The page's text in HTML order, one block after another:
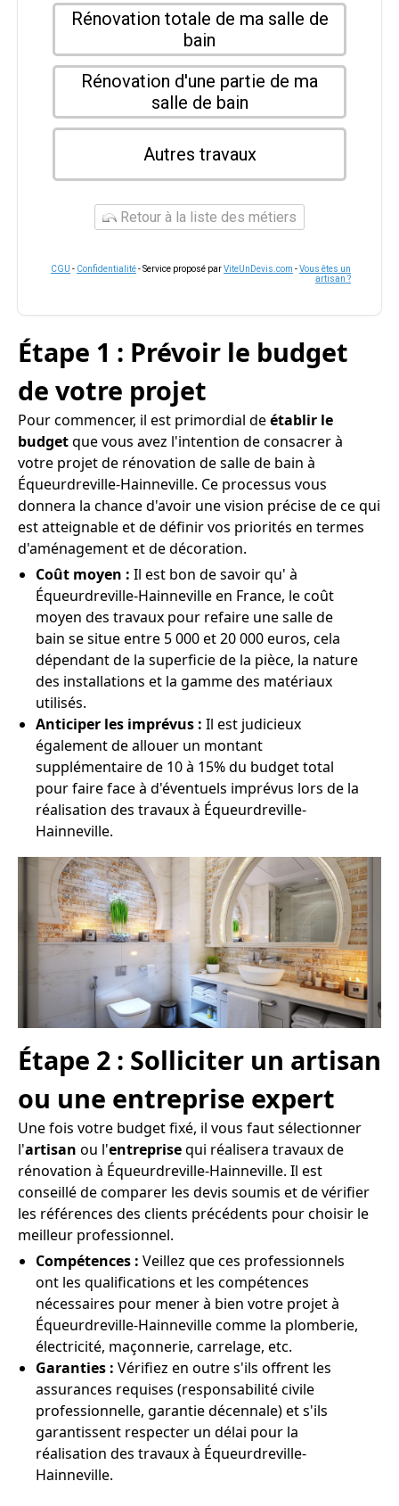
Rénovation totale de ma salle de
bain
Rénovation d'une partie de ma
salle de bain
Autres travaux
Retour à la liste des métiers
CGU - Confidentialité- Service proposé parViteUnDevis.com -Vous êtes un
artisan ?
Étape 1 : Prévoir le budget
de votre projet
Pour commencer, il est primordial deétablir le
budgetque vous avez l'intention de consacrer à
votre projet de rénovation de salle de bain à
Équeurdreville-Hainneville. Ce processus vous
donnera la chance d'avoir une vision précise de ce qui
est atteignable et de définir vos priorités en termes
d'aménagement et de décoration.
Coût moyen : Il est bon de savoir qu' à
Équeurdreville-Hainneville en France, le coût
moyen des travaux pour refaire une salle de
bain se situe entre 5 000 et 20 000 euros, cela
dépendant de la superficie de la pièce, la nature
des installations et la gamme des matériaux
utilisés.
Anticiper les imprévus : Il est judicieux
également de allouer un montant
supplémentaire de 10 à 15% du budget total
pour faire face à d'éventuels imprévus lors de la
réalisation des travaux à Équeurdreville-
Hainneville.
Étape 2 : Solliciter un artisan
ou une entreprise expert
Une fois votre budget fixé, il vous faut sélectionner
l'artisan ou l'entreprisequi réalisera travaux de
rénovation à Équeurdreville-Hainneville. Il est
conseillé de comparer les devis soumis et de vérifier
les références des clients précédents pour choisir le
meilleur professionnel.
Compétences : Veillez que ces professionnels
ont les qualifications et les compétences
nécessaires pour mener à bien votre projet à
Équeurdreville-Hainneville comme la plomberie,
électricité, maçonnerie, carrelage, etc.
Garanties : Vérifiez en outre s'ils offrent les
assurances requises (responsabilité civile
professionnelle, garantie décennale) et s'ils
garantissent respecter un délai pour la
réalisation des travaux à Équeurdreville-
Hainneville.